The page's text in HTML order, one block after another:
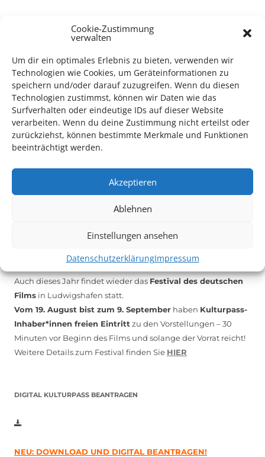
Cookie-Zustimmung
verwalten
Um dir ein optimales Erlebnis zu bieten, verwenden wir
Technologien wie Cookies, um Geräteinformationen zu
speichern und/oder darauf zuzugreifen. Wenn du diesen
Technologien zustimmst, können wir Daten wie das
Surfverhalten oder eindeutige IDs auf dieser Website
verarbeiten. Wenn du deine Zustimmung nicht erteilst oder
zurückziehst, können bestimmte Merkmale und Funktionen
beeinträchtigt werden.
Akzeptieren
Ablehnen
Einstellungen ansehen
DatenschutzerklärungImpressum
TECHNIK SUPPORT GESUCHT!
Das Kulturparkett freut sich stets überehrenamtliche
Mithilfe im Bereich Technik. Sie haben Interesse? Dann
melden Sie sich unterinfo@kulturparkett-rhein-neckar.de
*KULTURTIPP SOMMERPAUSE: FESTIVAL DES DEUTSCHEN FILMS*
Auch dieses Jahr findet wieder das Festival des deutschen
Films in Ludwigshafen statt.
Vom 19. August bist zum 9. September haben Kulturpass-
Inhaber*innen freien Eintritt zu den Vorstellungen – 30
Minuten vor Beginn des Films und solange der Vorrat reicht!
Weitere Details zum Festival finden Sie HIER
DIGITAL KULTURPASS BEANTRAGEN
NEU: DOWNLOAD UND DIGITAL BEANTRAGEN!